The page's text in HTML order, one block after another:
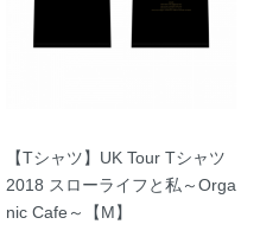
【Tシャツ】UK Tour Tシャツ
2018 スローライフと私～Orga
nic Cafe～【M】